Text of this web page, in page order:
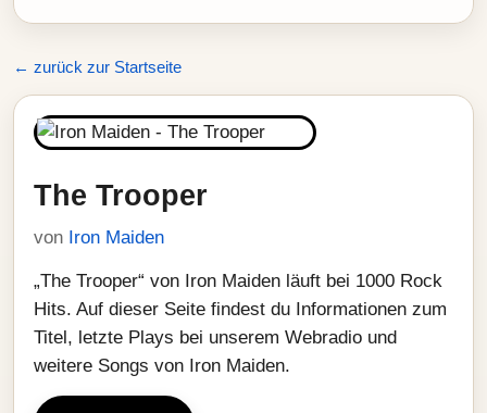
← zurück zur Startseite
The Trooper
von Iron Maiden
„The Trooper“ von Iron Maiden läuft bei 1000 Rock
Hits. Auf dieser Seite findest du Informationen zum
Titel, letzte Plays bei unserem Webradio und
weitere Songs von Iron Maiden.